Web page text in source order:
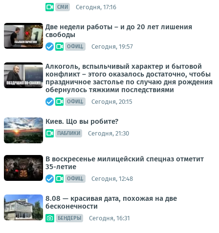
СМИ Сегодня, 17:16
Две недели работы – и до 20 лет лишения
свободы
ОФИЦ. Сегодня, 19:57
Алкоголь, вспыльчивый характер и бытовой
конфликт – этого оказалось достаточно, чтобы
праздничное застолье по случаю дня рождения
обернулось тяжкими последствиями
ОФИЦ. Сегодня, 20:15
Киев. Що вы робите?
ПАБЛИКИ Сегодня, 21:30
В воскресенье милицейский спецназ отметит
35-летие
ОФИЦ. Сегодня, 12:48
8.08 — красивая дата, похожая на две
бесконечности
БЕНДЕРЫ Сегодня, 16:31